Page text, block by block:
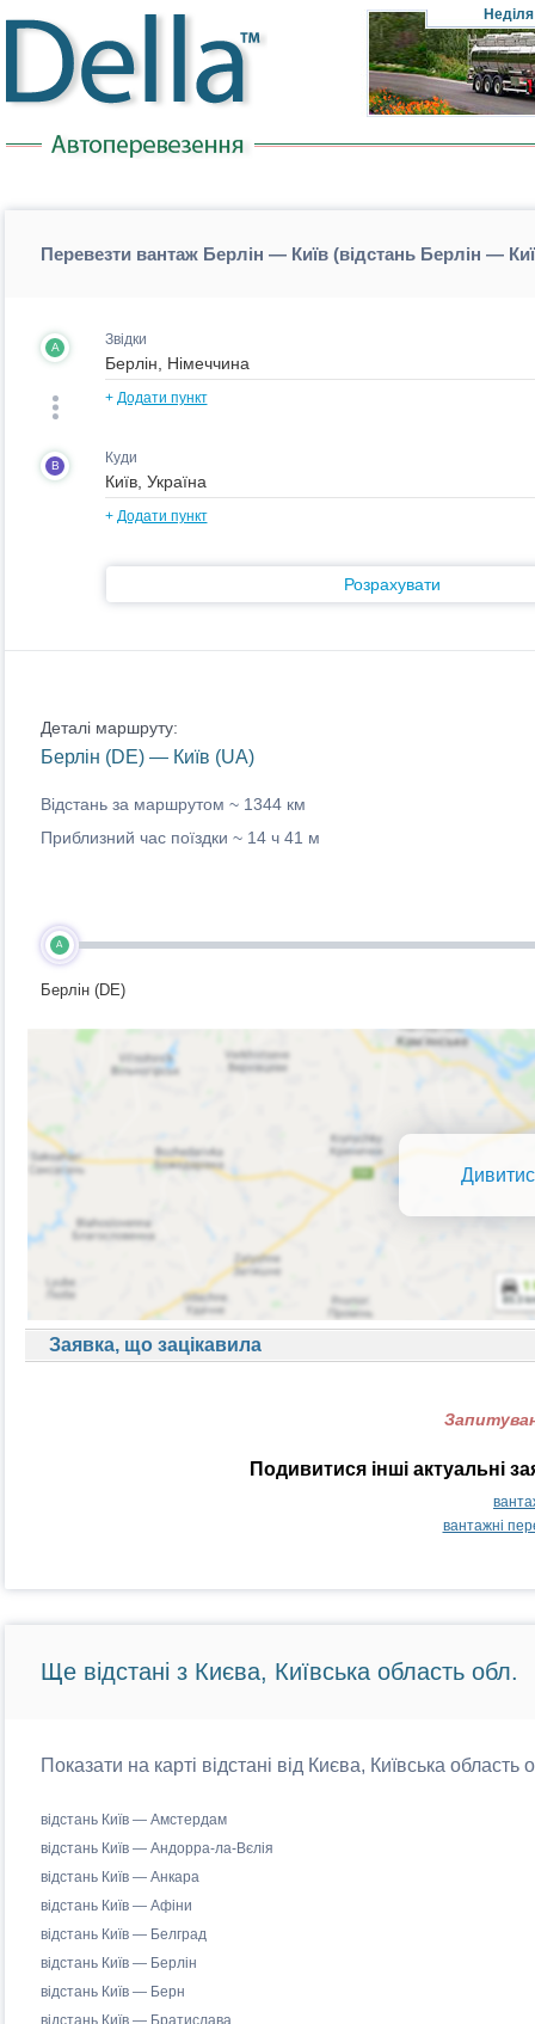
Неділя
Перевезти вантаж Берлін — Київ (відстань Берлін —
A Звідки
+ Додати пункт
B Куди
+ Додати пункт
Розрахувати
Деталі маршруту:
Берлін (DE) — Київ (UA)
Відстань за маршрутом ~ 1344 км
Приблизний час поїздки ~ 14 ч 41 м
A
Берлін (DE)
Заявка, що зацікавила
Подивитися інші актуальні
вантажні
Ще відстані з Києва, Київська область обл.
Показати на карті відстані від Києва, Київська
відстань Київ — Амстердам
відстань Київ — Андорра-ла-Вєлія
відстань Київ — Анкара
відстань Київ — Афіни
відстань Київ — Белград
відстань Київ — Берлін
відстань Київ — Берн
відстань Київ — Братислава